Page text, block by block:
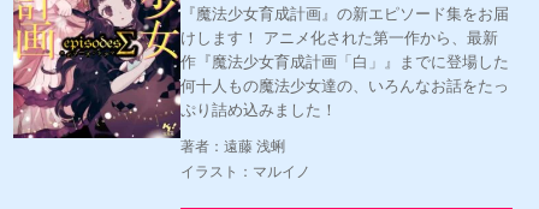
『魔法少女育成計画』の新エピソード集をお届
けします！ アニメ化された第一作から、最新
作『魔法少女育成計画「白」』までに登場した
何十人もの魔法少女達の、いろんなお話をたっ
ぷり詰め込みました！
著者：遠藤 浅蜊
イラスト：マルイノ